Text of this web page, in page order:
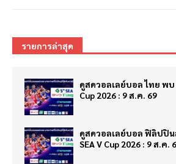
รายการล่าสุด
ดูสดวอลเลย์บอล ไทย พบ
Cup 2026 : 9 ส.ค. 69
ดูสดวอลเลย์บอล ฟิลิปปิ
SEA V Cup 2026 : 9 ส.ค.